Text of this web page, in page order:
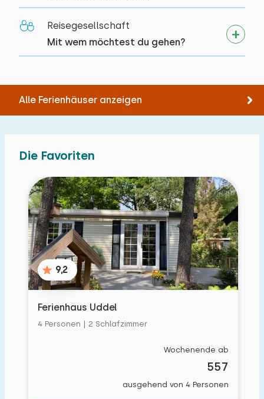
Reisegesellschaft
Mit wem möchtest du gehen?
Alle Ferienhäuser anzeigen
Die Favoriten
9,2
Ferienhaus Uddel
4 Personen | 2 Schlafzimmer
Wochenende ab
557
ausgehend von 4 Personen